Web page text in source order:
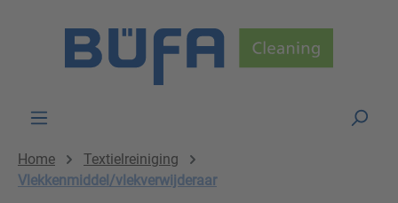
Home
Textielreiniging
Vlekkenmiddel/vlekverwijderaar